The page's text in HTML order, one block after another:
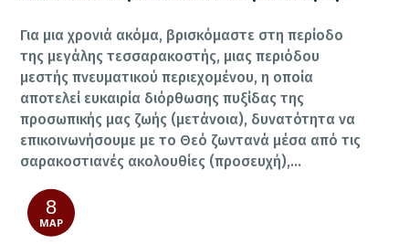
Για μια χρονιά ακόμα, βρισκόμαστε στη περίοδο
της μεγάλης τεσσαρακοστής, μιας περιόδου
μεστής πνευματικού περιεχομένου, η οποία
αποτελεί ευκαιρία διόρθωσης πυξίδας της
προσωπικής μας ζωής (μετάνοια), δυνατότητα να
επικοινωνήσουμε με το Θεό ζωντανά μέσα από τις
σαρακοστιανές ακολουθίες (προσευχή),…
8
ΜΑΡ